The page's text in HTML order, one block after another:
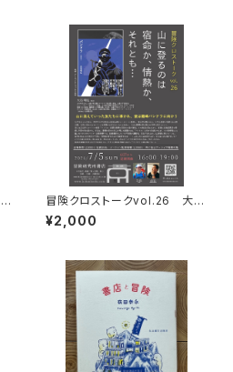
冒険クロストークvol.26 大石
明弘「山に登るのは 宿命か、情
熱か、それとも…」録画視聴権
¥2,000